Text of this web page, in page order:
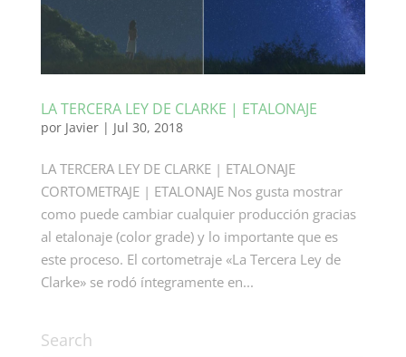
LA TERCERA LEY DE CLARKE | ETALONAJE
por Javier| Jul 30, 2018
LA TERCERA LEY DE CLARKE | ETALONAJE
CORTOMETRAJE | ETALONAJE Nos gusta mostrar
como puede cambiar cualquier producción gracias
al etalonaje (color grade) y lo importante que es
este proceso. El cortometraje «La Tercera Ley de
Clarke» se rodó íntegramente en...
Search